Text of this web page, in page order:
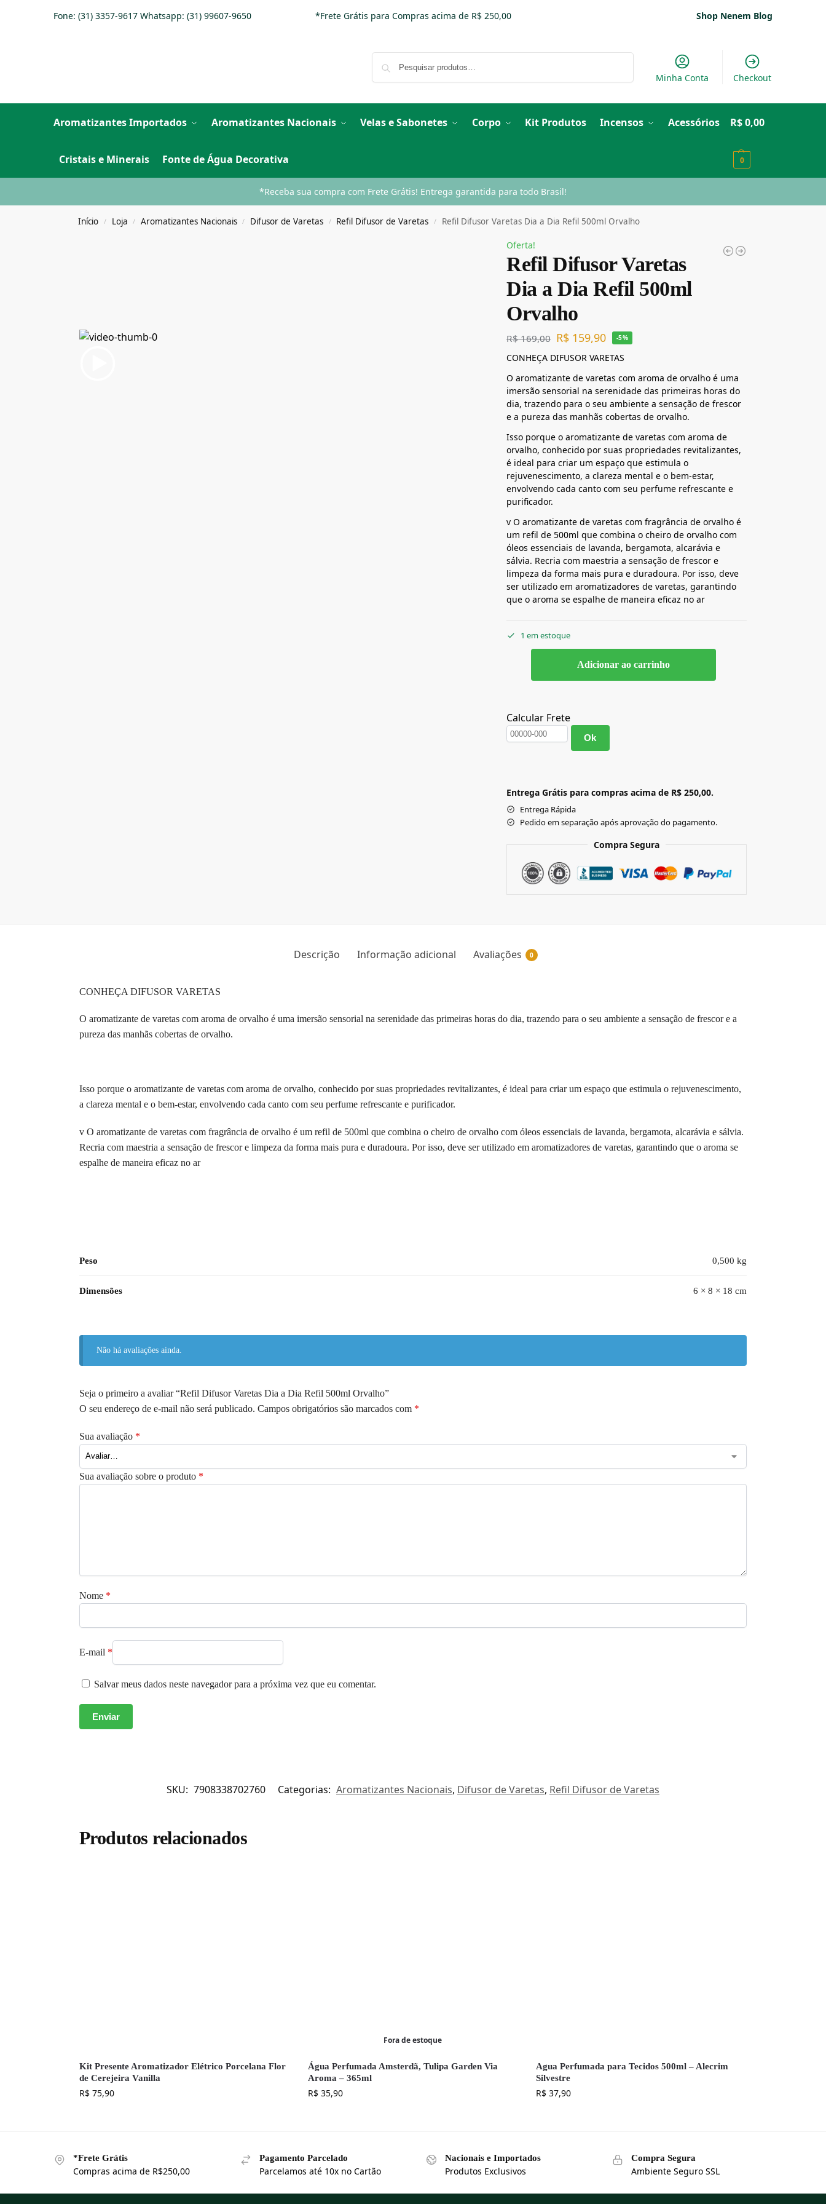
Fone: (31) 3357-9617 Whatsapp: (31) 99607-9650 *Frete Grátis para Compras acima de R$ 250,00 Shop Nenem Blog
Minha Conta Checkout
Aromatizantes Importados Aromatizantes Nacionais Velas e Sabonetes Corpo Kit Produtos Incensos Acessórios
Cristais e Minerais Fonte de Água Decorativa
R$0,00
0
*Receba sua compra com Frete Grátis! Entrega garantida para todo Brasil!
Início / Loja / Aromatizantes Nacionais / Difusor de Varetas / Refil Difusor de Varetas / Refil Difusor Varetas Dia a Dia Refil 500ml Orvalho
Oferta!
Refil Difusor Varetas
Dia a Dia Refil 500ml
Orvalho
R$169,00 R$ 159,90 -5%
CONHEÇA DIFUSOR VARETAS
O aromatizante de varetas com aroma de orvalho é uma
imersão sensorial na serenidade das primeiras horas do
dia, trazendo para o seu ambiente a sensação de frescor
e a pureza das manhãs cobertas de orvalho.
Isso porque o aromatizante de varetas com aroma de
orvalho, conhecido por suas propriedades revitalizantes,
é ideal para criar um espaço que estimula o
rejuvenescimento, a clareza mental e o bem-estar,
envolvendo cada canto com seu perfume refrescante e
purificador.
v O aromatizante de varetas com fragrância de orvalho é
um refil de 500ml que combina o cheiro de orvalho com
óleos essenciais de lavanda, bergamota, alcarávia e
sálvia. Recria com maestria a sensação de frescor e
limpeza da forma mais pura e duradoura. Por isso, deve
ser utilizado em aromatizadores de varetas, garantindo
que o aroma se espalhe de maneira eficaz no ar
1 em estoque
Adicionar ao carrinho
Calcular Frete
Ok
Entrega Grátis para compras acima de R$ 250,00.
Entrega Rápida
Pedido em separação após aprovação do pagamento.
Compra Segura
Descrição Informação adicional Avaliações 0
CONHEÇA DIFUSOR VARETAS
O aromatizante de varetas com aroma de orvalho é uma imersão sensorial na serenidade das primeiras horas do dia, trazendo para o seu ambiente a sensação de frescor e a
pureza das manhãs cobertas de orvalho.
Isso porque o aromatizante de varetas com aroma de orvalho, conhecido por suas propriedades revitalizantes, é ideal para criar um espaço que estimula o rejuvenescimento,
a clareza mental e o bem-estar, envolvendo cada canto com seu perfume refrescante e purificador.
v O aromatizante de varetas com fragrância de orvalho é um refil de 500ml que combina o cheiro de orvalho com óleos essenciais de lavanda, bergamota, alcarávia e sálvia.
Recria com maestria a sensação de frescor e limpeza da forma mais pura e duradoura. Por isso, deve ser utilizado em aromatizadores de varetas, garantindo que o aroma se
espalhe de maneira eficaz no ar
Peso 0,500 kg
Dimensões 6 × 8 × 18 cm
Não há avaliações ainda.
Seja o primeiro a avaliar “Refil Difusor Varetas Dia a Dia Refil 500ml Orvalho”
O seu endereço de e-mail não será publicado. Campos obrigatórios são marcados com *
Sua avaliação *
Sua avaliação sobre o produto *
Nome *
E-mail *
Salvar meus dados neste navegador para a próxima vez que eu comentar.
SKU: 7908338702760 Categorias: Aromatizantes Nacionais, Difusor de Varetas, Refil Difusor de Varetas
Produtos relacionados
Kit Presente Aromatizador Elétrico Porcelana Flor
de Cerejeira Vanilla
R$75,90
Fora de estoque
Água Perfumada Amsterdã, Tulipa Garden Via
Aroma – 365ml
R$35,90
Agua Perfumada para Tecidos 500ml – Alecrim
Silvestre
R$ 37,90
*Frete Grátis
Compras acima de R$250,00
Pagamento Parcelado
Parcelamos até 10x no Cartão
Nacionais e Importados
Produtos Exclusivos
Compra Segura
Ambiente Seguro SSL